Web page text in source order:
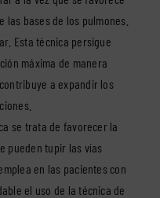
bases de los pulmones.
Esta técnica persigue
máxima de manera
a expandir los
se trata de favorecer la
pueden tupir las vías
en las pacientes con
el uso de la técnica de